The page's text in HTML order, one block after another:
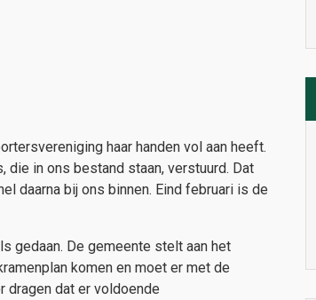
haar handen vol aan heeft.
die in ons bestand staan, verstuurd. Dat
daarna bij ons binnen. Eind februari is de
gedaan. De gemeente stelt aan het
komen en moet er met de
dragen dat er voldoende